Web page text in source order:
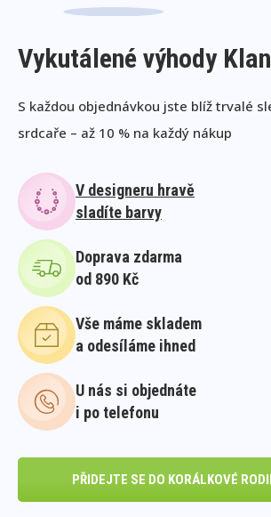
Vykutálené výhody
S každou objednávkou jste blíž trvalé
srdcaře – až 10 % na každý nákup
V designeru hravě
sladíte barvy
Doprava zdarma
od 890 Kč
Vše máme skladem
a odesíláme ihned
U nás si objednáte
i po telefonu
PŘIDEJTE SE DO KORÁLKOVÉ